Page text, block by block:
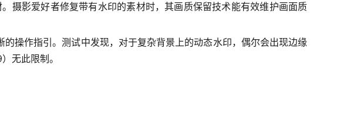
摄影爱好者修复带有水印的素材时，其画质保留技术能有效维护画面质
操作指引。测试中发现，对于复杂背景上的动态水印，偶尔会出现边缘
无此限制。